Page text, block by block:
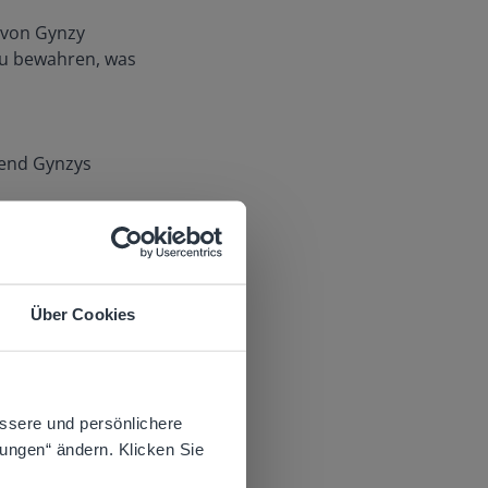
Über Cookies
und persönlichere
ändern. Klicken Sie
Gynzy
bewahren, was
Gynzys
Video oder
von Gynzy das
umfassen.